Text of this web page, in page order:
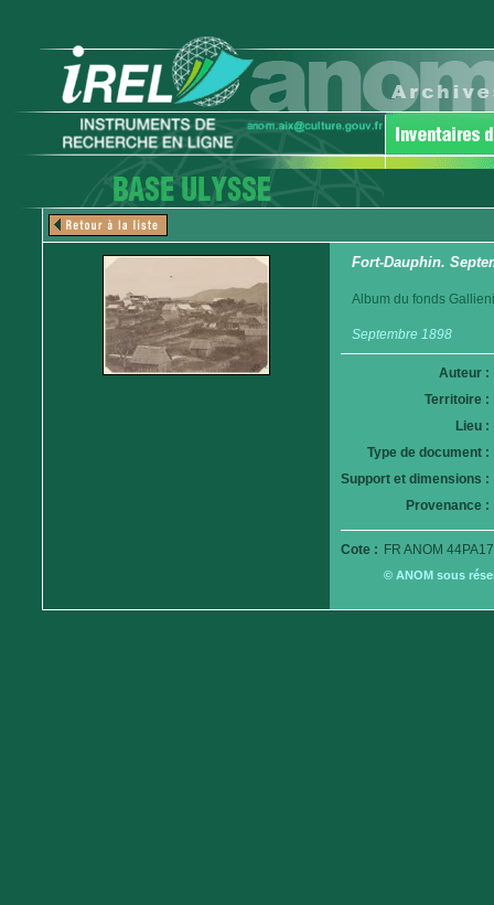
Fort-Dauphin.
Album du fonds
Septembre 1898
Auteur :
Territoire :
Lieu :
Type de document :
Support et dimensions :
Provenance :
Cote : FR ANOM
© ANOM sous